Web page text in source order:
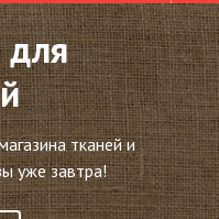
для
тканей и
уже завтра!